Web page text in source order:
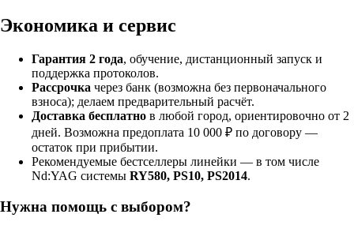
Экономика и сервис
Гарантия 2 года, обучение, дистанционный запуск и
поддержка протоколов.
Рассрочка через банк (возможна без первоначального
взноса); делаем предварительный расчёт.
Доставка бесплатно в любой город, ориентировочно от 2
дней. Возможна предоплата 10 000 ₽ по договору —
остаток при прибытии.
Рекомендуемые бестселлеры линейки — в том числе
Nd:YAG системы RY580, PS10, PS2014.
Нужна помощь с выбором?